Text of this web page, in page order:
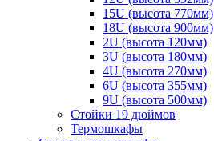
15U (высота 770мм)
18U (высота 900мм)
2U (высота 120мм)
3U (высота 180мм)
4U (высота 270мм)
6U (высота 355мм)
9U (высота 500мм)
Стойки 19 дюймов
Термошкафы